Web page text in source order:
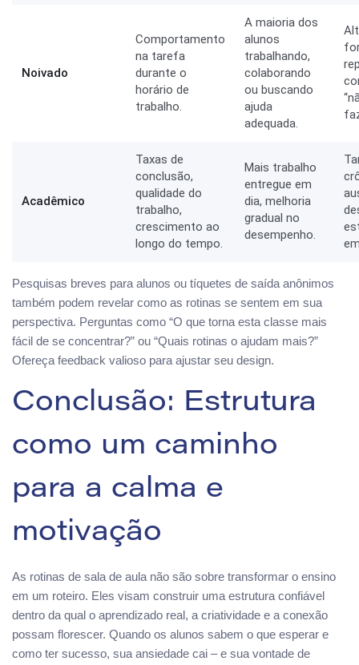
Noivado
Comportamento
na tarefa
durante o
horário de
trabalho.
A maioria dos
alunos
trabalhando,
colaborando
ou buscando
ajuda
adequada.
Acadêmico
Taxas de
conclusão,
qualidade do
trabalho,
crescimento ao
longo do tempo.
Mais trabalho
entregue em
dia, melhoria
gradual no
desempenho.
Pesquisas breves para alunos ou tíquetes de saída anônimos
também podem revelar como as rotinas se sentem em sua
perspectiva. Perguntas como “O que torna esta classe mais
fácil de se concentrar?” ou “Quais rotinas o ajudam mais?”
Ofereça feedback valioso para ajustar seu design.
Conclusão: Estrutura
como um caminho
para a calma e
motivação
As rotinas de sala de aula não são sobre transformar o ensino
em um roteiro. Eles visam construir uma estrutura confiável
dentro da qual o aprendizado real, a criatividade e a conexão
possam florescer. Quando os alunos sabem o que esperar e
como ter sucesso, sua ansiedade cai – e sua vontade de